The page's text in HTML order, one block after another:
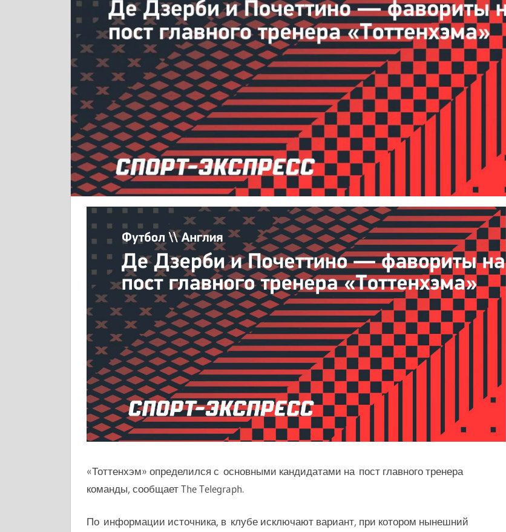
«Тоттенхэм» определился с основными кандидатами на пост главного тренера
команды, сообщает The Telegraph.
По информации источника, в клубе исключают вариант, при котором нынешний